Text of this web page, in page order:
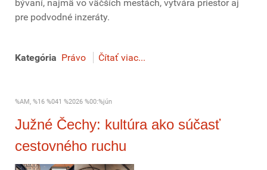
bývaní, najmä vo väčších mestách, vytvára priestor aj
pre podvodné inzeráty.
Kategória Právo Čítať viac...
%AM, %16 %041 %2026 %00:%jún
Južné Čechy: kultúra ako súčasť
cestovného ruchu